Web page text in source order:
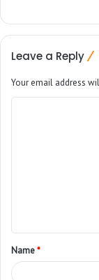
Leave a Reply
Your email address
Name*